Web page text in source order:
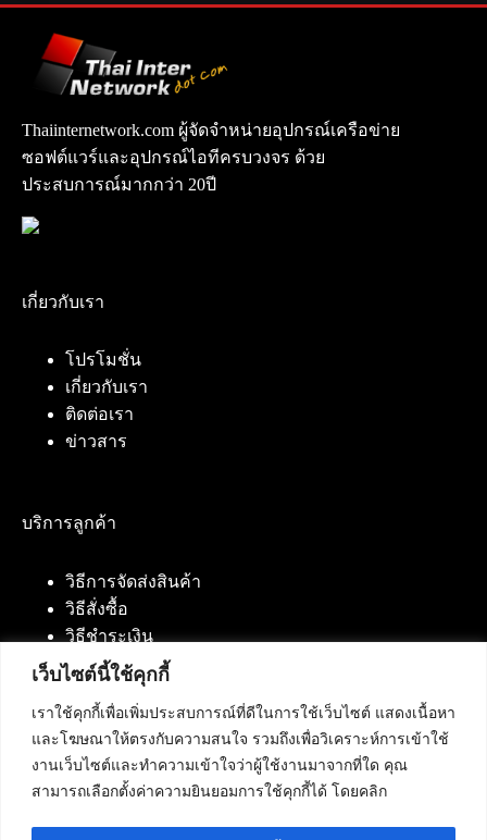
เว็บไซต์นี้ใช้คุกกี้
เราใช้คุกกี้เพื่อเพิ่มประสบการณ์ที่ดีในการใช้เว็บไซต์ แสดงเนื้อหา
และโฆษณาให้ตรงกับความสนใจ รวมถึงเพื่อวิเคราะห์การเข้าใช้
งานเว็บไซต์และทำความเข้าใจว่าผู้ใช้งานมาจากที่ใด คุณ
สามารถเลือกตั้งค่าความยินยอมการใช้คุกกี้ได้ โดยคลิก
Thaiinternetwork.com ผู้จัดจำหน่ายอุปกรณ์เครือข่าย
ซอฟต์แวร์และอุปกรณ์ไอทีครบวงจร ด้วย
ประสบการณ์มากกว่า 20ปี
เกี่ยวกับเรา
โปรโมชั่น
เกี่ยวกับเรา
ติดต่อเรา
ข่าวสาร
บริการลูกค้า
วิธีการจัดส่งสินค้า
วิธีสั่งซื้อ
วิธีชำระเงิน
ติดต่อเรา
บริษัท เน็ทฟิวชั่น คอมมิวนิเคชั่น จำกัด 420/94 ถนน
นัมเบอร์วัน-ราม 2 แขวงดอกไม้, เขตประเวศ
กรุงเทพมหานคร 10250